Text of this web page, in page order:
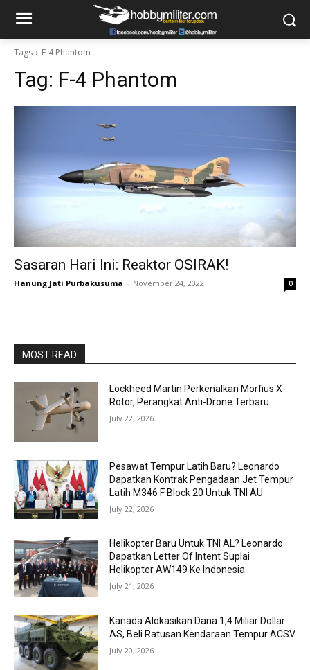
Tags F-4 Phantom
Tag: F-4 Phantom
Sasaran Hari Ini: Reaktor OSIRAK!
Hanung Jati Purbakusuma - November 24, 2022 0
MOST READ
Lockheed Martin Perkenalkan Morfius X-
Rotor, Perangkat Anti-Drone Terbaru
July 22, 2026
Pesawat Tempur Latih Baru? Leonardo
Dapatkan Kontrak Pengadaan Jet Tempur
Latih M346 F Block 20 Untuk TNI AU
July 22, 2026
Helikopter Baru Untuk TNI AL? Leonardo
Dapatkan Letter Of Intent Suplai
Helikopter AW149 Ke Indonesia
July 21, 2026
Kanada Alokasikan Dana 1,4 Miliar Dollar
AS, Beli Ratusan Kendaraan Tempur ACSV
July 20, 2026